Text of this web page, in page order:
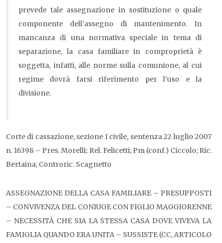
prevede tale assegnazione in sostituzione o quale
componente dell’assegno di mantenimento. In
mancanza di una normativa speciale in tema di
separazione, la casa familiare in comproprietà è
soggetta, infatti, alle norme sulla comunione, al cui
regime dovrà farsi riferimento per l’uso e la
divisione.
Corte di cassazione, sezione I civile, sentenza 22 luglio 2007
n. 16398 – Pres. Morelli; Rel. Felicetti; Pm (conf.) Ciccolo; Ric.
Bertaina; Controric. Scagnetto
ASSEGNAZIONE DELLA CASA FAMILIARE – PRESUPPOSTI
– CONVIVENZA DEL CONIUGE CON FIGLIO MAGGIORENNE
– NECESSITÀ CHE SIA LA STESSA CASA DOVE VIVEVA LA
FAMIGLIA QUANDO ERA UNITA – SUSSISTE (CC, ARTICOLO